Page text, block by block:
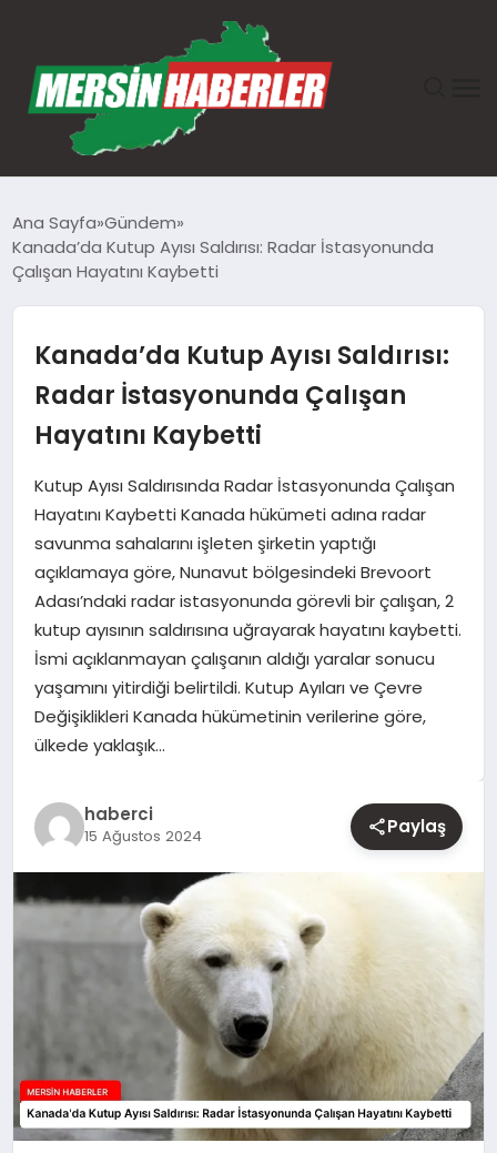
GÜNDEM
TEKNOLOJI
SPOR
YAŞAM
EĞITIM
Ana Sayfa Gündem
Kanada’da Kutup Ayısı Saldırısı: Radar İstasyonunda
Çalışan Hayatını Kaybetti
Kanada’da Kutup Ayısı Saldırısı:
Radar İstasyonunda Çalışan
Hayatını Kaybetti
Kutup Ayısı Saldırısında Radar İstasyonunda Çalışan
Hayatını Kaybetti Kanada hükümeti adına radar
savunma sahalarını işleten şirketin yaptığı
açıklamaya göre, Nunavut bölgesindeki Brevoort
Adası’ndaki radar istasyonunda görevli bir çalışan, 2
kutup ayısının saldırısına uğrayarak hayatını kaybetti.
İsmi açıklanmayan çalışanın aldığı yaralar sonucu
yaşamını yitirdiği belirtildi. Kutup Ayıları ve Çevre
Değişiklikleri Kanada hükümetinin verilerine göre,
ülkede yaklaşık…
haberci
15 Ağustos 2024 Paylaş